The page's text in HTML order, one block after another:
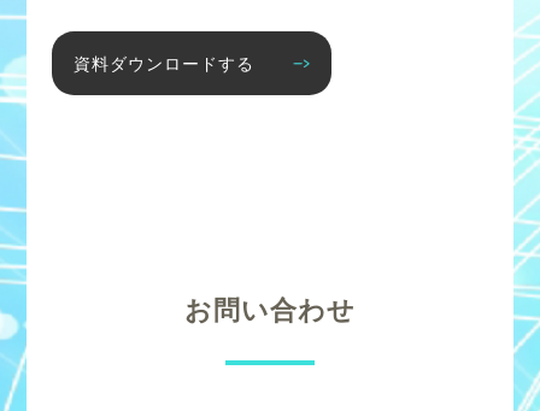
資料ダウンロードする
お問い合わせ